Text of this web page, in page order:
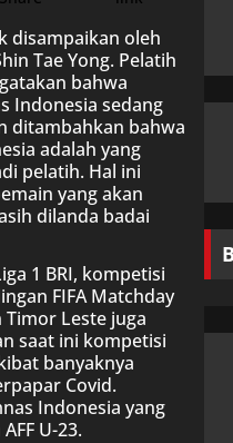
disampaikan oleh
Tae Yong. Pelatih
bahwa
Indonesia sedang
ditambahkan bahwa
adalah yang
pelatih. Hal ini
yang akan
dilanda badai
1 BRI, kompetisi
FIFA Matchday
Leste juga
saat ini kompetisi
banyaknya
Covid.
Indonesia yang
U-23.